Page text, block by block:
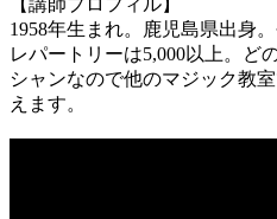
1958年生まれ。鹿児島県出身
レパートリーは5,000以上。ど
シャンなので他のマジック教
えます。